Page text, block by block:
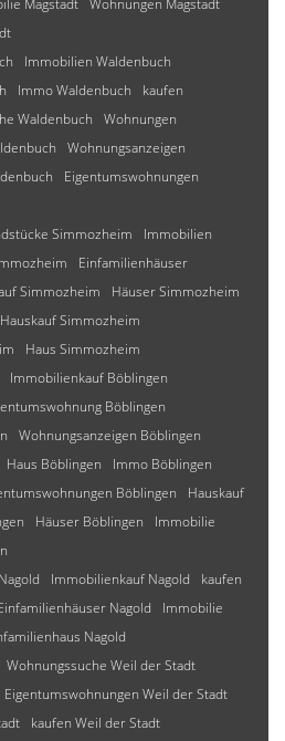
Magstadt Wohnungen Magstadt
Immobilien Waldenbuch
Immo Waldenbuch
kaufen
Waldenbuch
Wohnungen
Wohnungsanzeigen
Eigentumswohnungen
Simmozheim
Immobilien
Einfamilienhäuser
Simmozheim
Häuser Simmozheim
Hauskauf Simmozheim
Haus Simmozheim
Immobilienkauf Böblingen
Böblingen
Wohnungsanzeigen Böblingen
Haus Böblingen
Immo Böblingen
Böblingen
Hauskauf
Häuser Böblingen
Immobilie
Immobilienkauf Nagold
kaufen
Nagold
Immobilie
Nagold
Wohnungssuche Weil der Stadt
Eigentumswohnungen Weil der Stadt
kaufen Weil der Stadt